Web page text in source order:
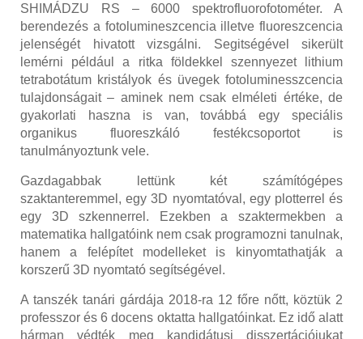
SHIMÁDZU RS – 6000 spektrofluorofotométer. A
berendezés a fotolumineszcencia illetve fluoreszcencia
jelenségét hivatott vizsgálni. Segitségével sikerült
lemérni például a ritka földekkel szennyezet lithium
tetrabotátum kristályok és üvegek fotoluminesszcencia
tulajdonságait – aminek nem csak elméleti értéke, de
gyakorlati haszna is van, továbbá egy speciális
organikus fluoreszkáló festékcsoportot is
tanulmányoztunk vele.
Gazdagabbak lettünk két számítógépes
szaktanteremmel, egy 3D nyomtatóval, egy plotterrel és
egy 3D szkennerrel. Ezekben a szaktermekben a
matematika hallgatóink nem csak programozni tanulnak,
hanem a felépítet modelleket is kinyomtathatják a
korszerű 3D nyomtató segítségével.
A tanszék tanári gárdája 2018-ra 12 főre nőtt, köztük 2
professzor és 6 docens oktatta hallgatóinkat. Ez idő alatt
hárman védték meg kandidátusi disszertációjukat